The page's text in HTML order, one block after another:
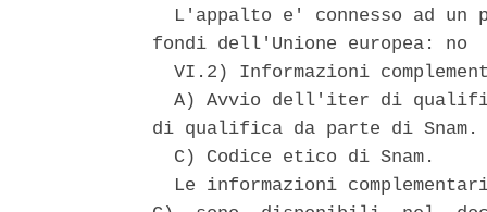
L'appalto e' connesso ad un
fondi dell'Unione europea: no
VI.2) Informazioni
A) Avvio dell'iter di
di qualifica da parte di
  C) Codice etico di Snam.
Le informazioni